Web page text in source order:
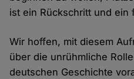
ist ein Rückschritt und ein
Wir hoffen, mit diesem
über die unrühmliche
deutschen Geschichte